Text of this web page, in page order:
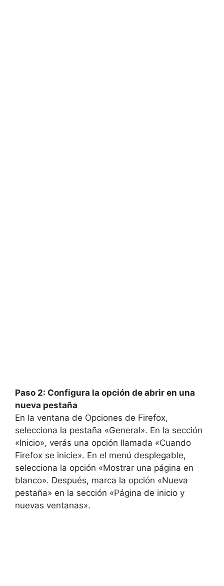
Paso 2: Configura la opción de abrir en una
nueva pestaña
En la ventana de Opciones de Firefox,
selecciona la pestaña «General». En la sección
«Inicio», verás una opción llamada «Cuando
Firefox se inicie». En el menú desplegable,
selecciona la opción «Mostrar una página en
blanco». Después, marca la opción «Nueva
pestaña» en la sección «Página de inicio y
nuevas ventanas».